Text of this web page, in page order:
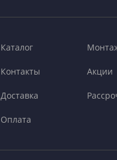
Каталог
Контакты
Доставка
Оплата
Акции